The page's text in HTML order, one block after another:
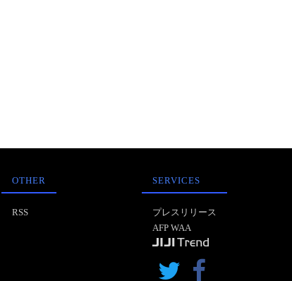
OTHER
RSS
SERVICES
プレスリリース
AFP WAA